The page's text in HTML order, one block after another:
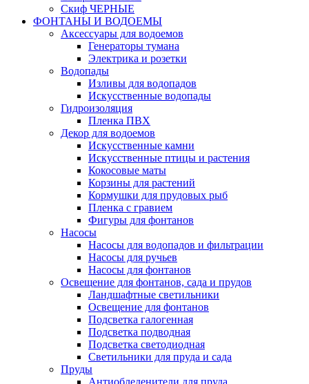
Скиф ЧЕРНЫЕ
ФОНТАНЫ И ВОДОЕМЫ
Аксессуары для водоемов
Генераторы тумана
Электрика и розетки
Водопады
Изливы для водопадов
Искусственные водопады
Гидроизоляция
Пленка ПВХ
Декор для водоемов
Искусственные камни
Искусственные птицы и растения
Кокосовые маты
Корзины для растений
Кормушки для прудовых рыб
Пленка с гравием
Фигуры для фонтанов
Насосы
Насосы для водопадов и фильтрации
Насосы для ручьев
Насосы для фонтанов
Освещение для фонтанов, сада и прудов
Ландшафтные светильники
Освещение для фонтанов
Подсветка галогенная
Подсветка подводная
Подсветка светодиодная
Светильники для пруда и сада
Пруды
Антиобледенители для пруда